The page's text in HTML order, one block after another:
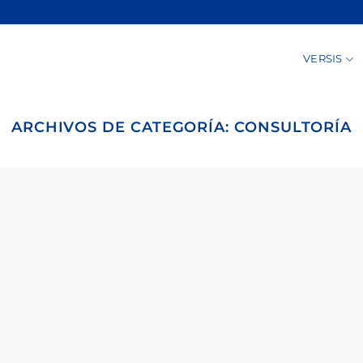
VERSIS
ARCHIVOS DE CATEGORÍA:CONSULTORÍA